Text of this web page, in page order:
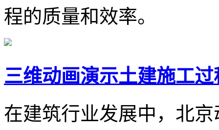
程的质量和效率。
三维动画演示土建施工
在建筑行业发展中，北